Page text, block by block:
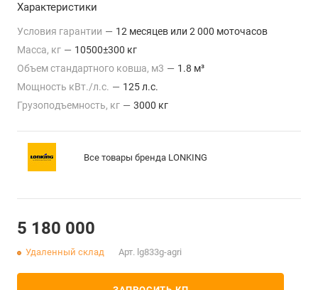
Характеристики
Условия гарантии — 12 месяцев или 2 000 моточасов
Масса, кг — 10500±300 кг
Объем стандартного ковша, м3 — 1.8 м³
Мощность кВт./л.с. — 125 л.с.
Грузоподъемность, кг — 3000 кг
Все товары бренда LONKING
5 180 000
Удаленный склад Арт. lg833g-agri